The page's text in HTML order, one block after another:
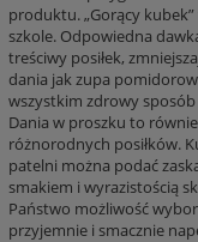
produktu. „Gorący
szkole. Odpowiedna
treściwy posiłek,
dania jak zupa
wszystkim zdrowy
Dania w proszku to
różnorodnych posiłków.
patelni można podać
smakiem i wyrazistością
Państwo możliwość
przyjemnie i smacznie